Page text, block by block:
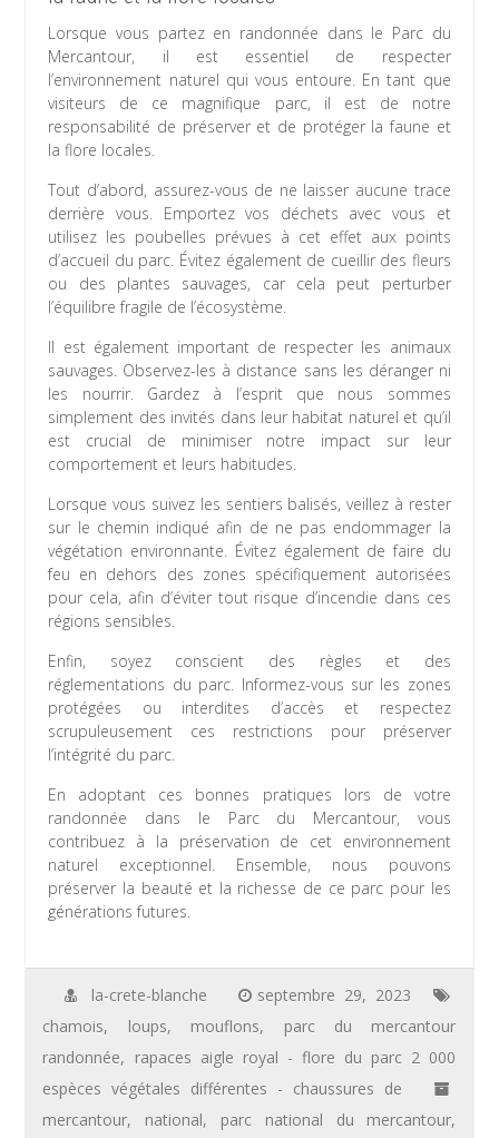
Lorsque vous partez en randonnée dans le Parc du
Mercantour, il est essentiel de respecter
l’environnement naturel qui vous entoure. En tant que
visiteurs de ce magnifique parc, il est de notre
responsabilité de préserver et de protéger la faune et
la flore locales.
Tout d’abord, assurez-vous de ne laisser aucune trace
derrière vous. Emportez vos déchets avec vous et
utilisez les poubelles prévues à cet effet aux points
d’accueil du parc. Évitez également de cueillir des fleurs
ou des plantes sauvages, car cela peut perturber
l’équilibre fragile de l’écosystème.
Il est également important de respecter les animaux
sauvages. Observez-les à distance sans les déranger ni
les nourrir. Gardez à l’esprit que nous sommes
simplement des invités dans leur habitat naturel et qu’il
est crucial de minimiser notre impact sur leur
comportement et leurs habitudes.
Lorsque vous suivez les sentiers balisés, veillez à rester
sur le chemin indiqué afin de ne pas endommager la
végétation environnante. Évitez également de faire du
feu en dehors des zones spécifiquement autorisées
pour cela, afin d’éviter tout risque d’incendie dans ces
régions sensibles.
Enfin, soyez conscient des règles et des
réglementations du parc. Informez-vous sur les zones
protégées ou interdites d’accès et respectez
scrupuleusement ces restrictions pour préserver
l’intégrité du parc.
En adoptant ces bonnes pratiques lors de votre
randonnée dans le Parc du Mercantour, vous
contribuez à la préservation de cet environnement
naturel exceptionnel. Ensemble, nous pouvons
préserver la beauté et la richesse de ce parc pour les
générations futures.
la-crete-blanche
septembre 29, 2023
chamois, loups, mouflons, parc du mercantour
randonnée, rapaces aigle royal - flore du parc 2 000
espèces végétales différentes - chaussures de
mercantour, national, parc national du mercantour,